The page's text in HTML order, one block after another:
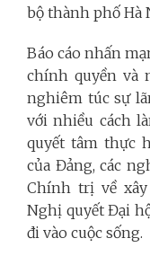
bộ thành phố Hà
Báo cáo nhấn
chính quyền và
nghiêm túc sự
với nhiều cách
quyết tâm thực
của Đảng, các
Chính trị về
Nghị quyết Đại
đi vào cuộc sống.